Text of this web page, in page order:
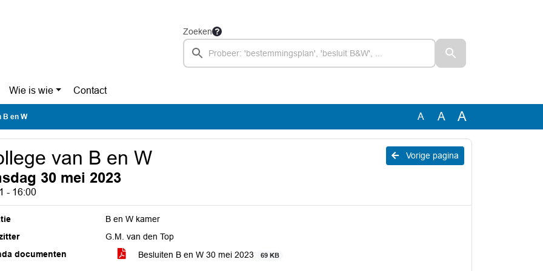
Zoeken
Wie is wie Contact
B en W A A A
Vorige pagina
van B en W
30 mei 2023
- 16:00
B en W kamer
G.M. van den Top
documenten
Besluiten B en W 30 mei 2023 69 KB